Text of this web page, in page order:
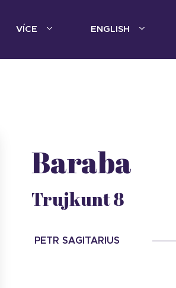
VÍCE ENGLISH
Baraba
Trujkunt 8
PETR SAGITARIUS